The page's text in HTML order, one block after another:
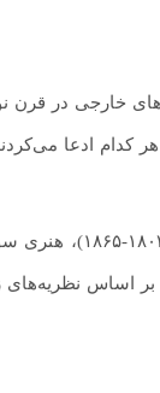
های خارجی در قرن
کدام ادعا
آموزش زبان بر